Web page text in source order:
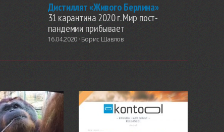
Дистиллят «Живого Берлина»
31 карантина 2020 г. Мир пост-
пандемии прибывает
16.04.2020 · Борис Шавлов